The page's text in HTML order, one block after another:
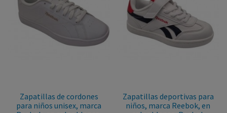
Zapatillas de cordones
para niños unisex, marca
Zapatillas deportivas para
niños, marca Reebok, en